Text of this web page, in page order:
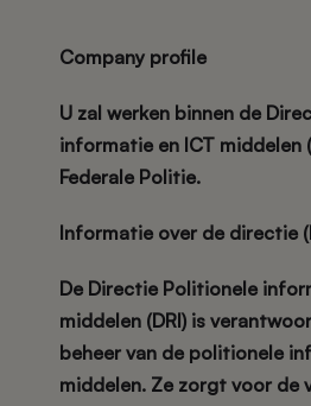
Company profile
U zal werken binnen de
informatie en ICT middelen
Federale Politie.
Informatie over de directie
De Directie Politionele
middelen (DRI) is
beheer van de politionele
middelen. Ze zorgt voor de